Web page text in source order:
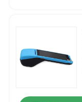
Sobre nosotros